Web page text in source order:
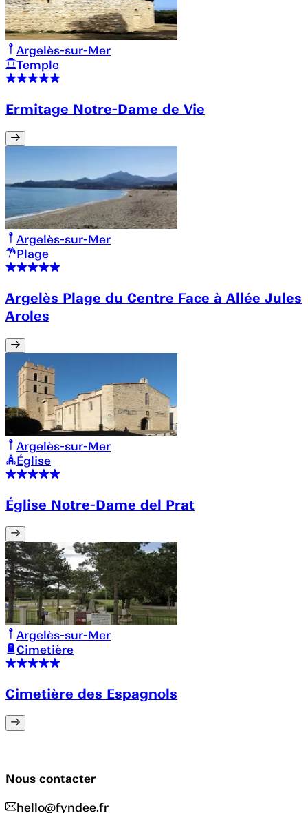
Argelès-sur-Mer
Temple
Ermitage Notre-Dame de Vie
Argelès-sur-Mer
Plage
Argelès Plage du Centre Face à Allée Jules
Aroles
Argelès-sur-Mer
Église
Église Notre-Dame del Prat
Argelès-sur-Mer
Cimetière
Cimetière des Espagnols
Nous contacter
hello@fyndee.fr